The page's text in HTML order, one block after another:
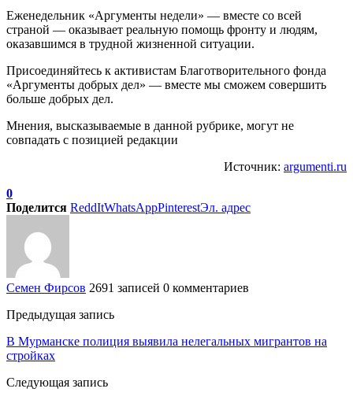
Еженедельник «Аргументы недели» — вместе со всей
страной — оказывает реальную помощь фронту и людям,
оказавшимся в трудной жизненной ситуации.
Присоединяйтесь к активистам Благотворительного фонда
«Аргументы добрых дел» — вместе мы сможем совершить
больше добрых дел.
Мнения, высказываемые в данной рубрике, могут не
совпадать с позицией редакции
Источник: argumenti.ru
0
Поделится ReddItWhatsAppPinterestЭл. адрес
Семен Фирсов 2691 записей 0 комментариев
Предыдущая запись
В Мурманске полиция выявила нелегальных мигрантов на
стройках
Следующая запись